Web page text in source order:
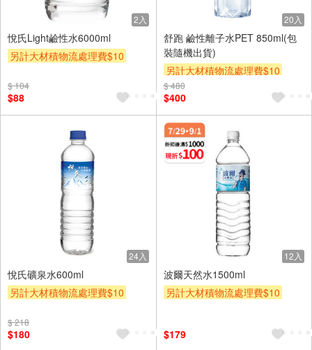
2入
悅氏Light鹼性水6000ml
另計大材積物流處理費$10
$ 104
$88
20入
舒跑 鹼性離子水PET 850ml(包
裝隨機出貨)
另計大材積物流處理費$10
箱購(699免基本運費)
贈OPENPOINT
贈$200
$ 480
$400
24入
悅氏礦泉水600ml
另計大材積物流處理費$10
$ 218
$180
12入
波爾天然水1500ml
另計大材積物流處理費$10
$179